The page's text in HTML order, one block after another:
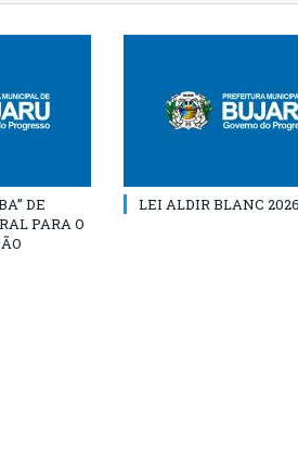
DE
PARA O
LEI ALDIR BLANC 2026